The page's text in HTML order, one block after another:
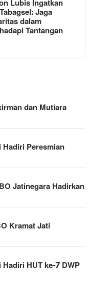
Lubis Ingatkan
Jaga
dalam
Tantangan
dan Mutiara
Peresmian
Jatinegara Hadirkan
Kramat Jati
HUT ke-7 DWP